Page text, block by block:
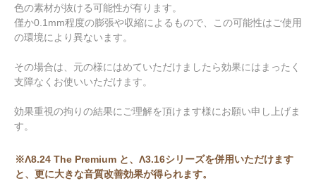
色の素材が抜ける可能性が有ります。
僅か0.1mm程度の膨張や収縮によるもので、この可能性はご使用
の環境により異ないます。
その場合は、元の様にはめていただけましたら効果にはまったく
支障なくお使いいただけます。
効果重視の拘りの結果にご理解を頂けます様にお願い申し上げま
す。
※Λ8.24 The Premium と、Λ3.16シリーズを併用いただけます
と、更に大きな音質改善効果が得られます。